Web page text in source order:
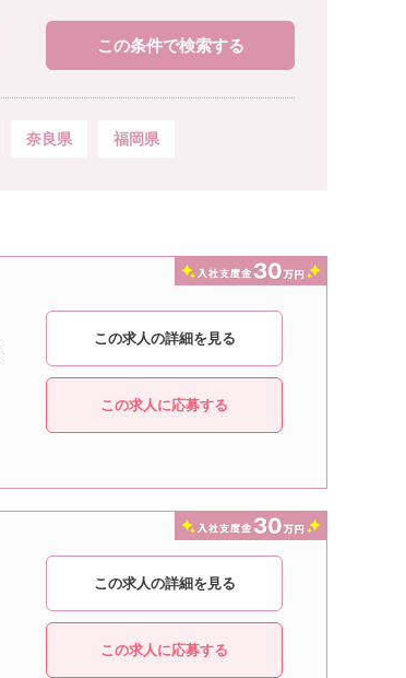
この条件で検索する
奈良県 福岡県
この求人の詳細を見る
この求人に応募する
この求人の詳細を見る
この求人に応募する